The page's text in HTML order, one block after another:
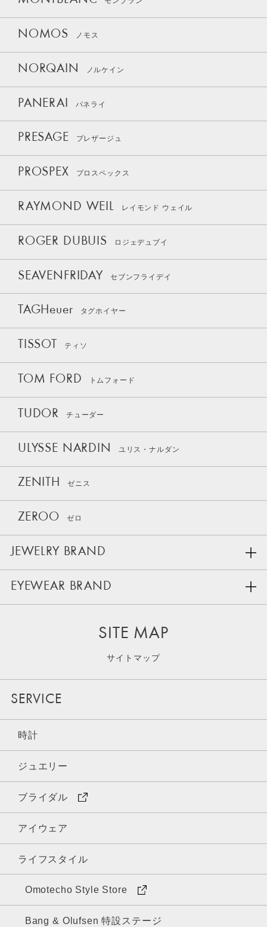
NOMOS ノモス
NORQAIN ノルケイン
PANERAI パネライ
PRESAGE プレザージュ
PROSPEX プロスペックス
RAYMOND WEIL レイモンド ウェイル
ROGER DUBUIS ロジェデュブイ
SEAVENFRIDAY セブンフライデイ
TAGHeuer タグホイヤー
TISSOT ティソ
TOM FORD トムフォード
TUDOR チューダー
ULYSSE NARDIN ユリス・ナルダン
ZENITH ゼニス
ZEROO ゼロ
JEWELRY BRAND
EYEWEAR BRAND
SITE MAP
サイトマップ
SERVICE
時計
ジュエリー
ブライダル
アイウェア
ライフスタイル
Omotecho Style Store
Bang & Olufsen 特設ステージ